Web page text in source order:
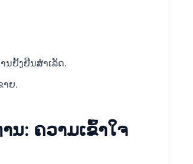
ນຢັ້ງຢືນສຳເລັດ.
າຍ.
ນ: ຄວາມເຂົ້າໃຈ